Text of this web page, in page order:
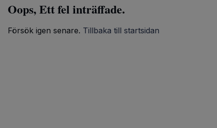
Oops, Ett fel inträffade.
Försök igen senare. Tillbaka till startsidan